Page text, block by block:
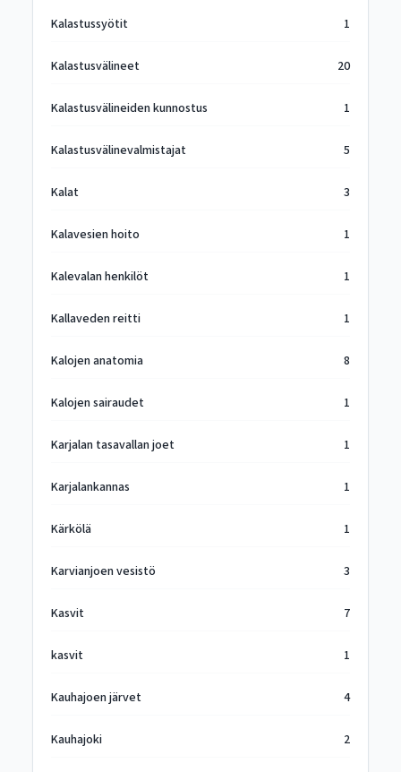
Kalastussyötit 1
Kalastusvälineet 20
Kalastusvälineiden kunnostus 1
Kalastusvälinevalmistajat 5
Kalat 3
Kalavesien hoito 1
Kalevalan henkilöt 1
Kallaveden reitti 1
Kalojen anatomia 8
Kalojen sairaudet 1
Karjalan tasavallan joet 1
Karjalankannas 1
Kärkölä 1
Karvianjoen vesistö 3
Kasvit 7
kasvit 1
Kauhajoen järvet 4
Kauhajoki 2